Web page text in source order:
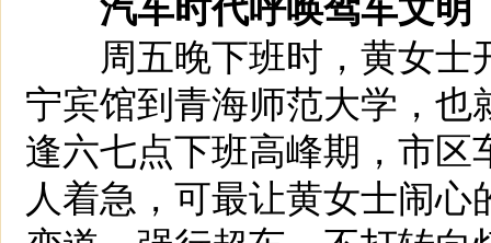
周五晚下班时，黄女士
宁宾馆到青海师范大学，
逢六七点下班高峰期，市
人着急，可最让黄女士闹